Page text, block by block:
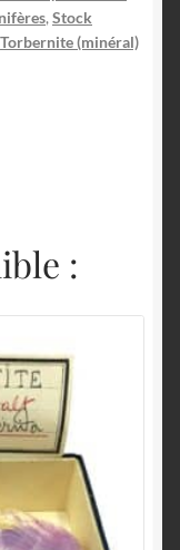
, Stock
Torbernite (minéral)
: